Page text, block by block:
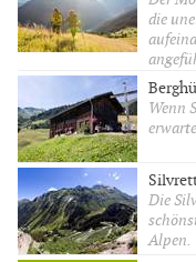
die
Wenn
Die
Alpen.